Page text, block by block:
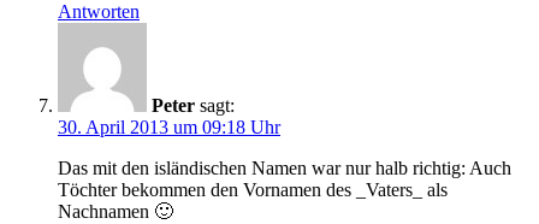
Antworten
Peter sagt:
30. April 2013 um 09:18 Uhr
Das mit den isländischen Namen war nur halb richtig: Auch
Töchter bekommen den Vornamen des _Vaters_ als
Nachnamen 🙂